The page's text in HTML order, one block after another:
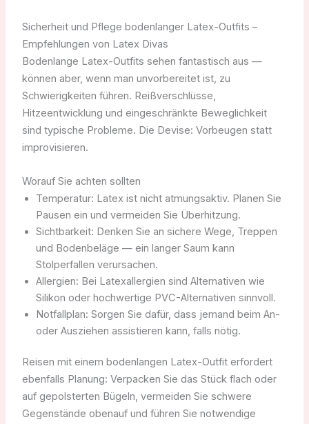
Sicherheit und Pflege bodenlanger Latex-Outfits –
Empfehlungen von Latex Divas
Bodenlange Latex-Outfits sehen fantastisch aus —
können aber, wenn man unvorbereitet ist, zu
Schwierigkeiten führen. Reißverschlüsse,
Hitzeentwicklung und eingeschränkte Beweglichkeit
sind typische Probleme. Die Devise: Vorbeugen statt
improvisieren.
Worauf Sie achten sollten
Temperatur: Latex ist nicht atmungsaktiv. Planen Sie
Pausen ein und vermeiden Sie Überhitzung.
Sichtbarkeit: Denken Sie an sichere Wege, Treppen
und Bodenbeläge — ein langer Saum kann
Stolperfallen verursachen.
Allergien: Bei Latexallergien sind Alternativen wie
Silikon oder hochwertige PVC-Alternativen sinnvoll.
Notfallplan: Sorgen Sie dafür, dass jemand beim An-
oder Ausziehen assistieren kann, falls nötig.
Reisen mit einem bodenlangen Latex-Outfit erfordert
ebenfalls Planung: Verpacken Sie das Stück flach oder
auf gepolsterten Bügeln, vermeiden Sie schwere
Gegenstände obenauf und führen Sie notwendige